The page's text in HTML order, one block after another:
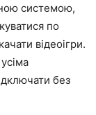
системою,
по
відеоігри.
без